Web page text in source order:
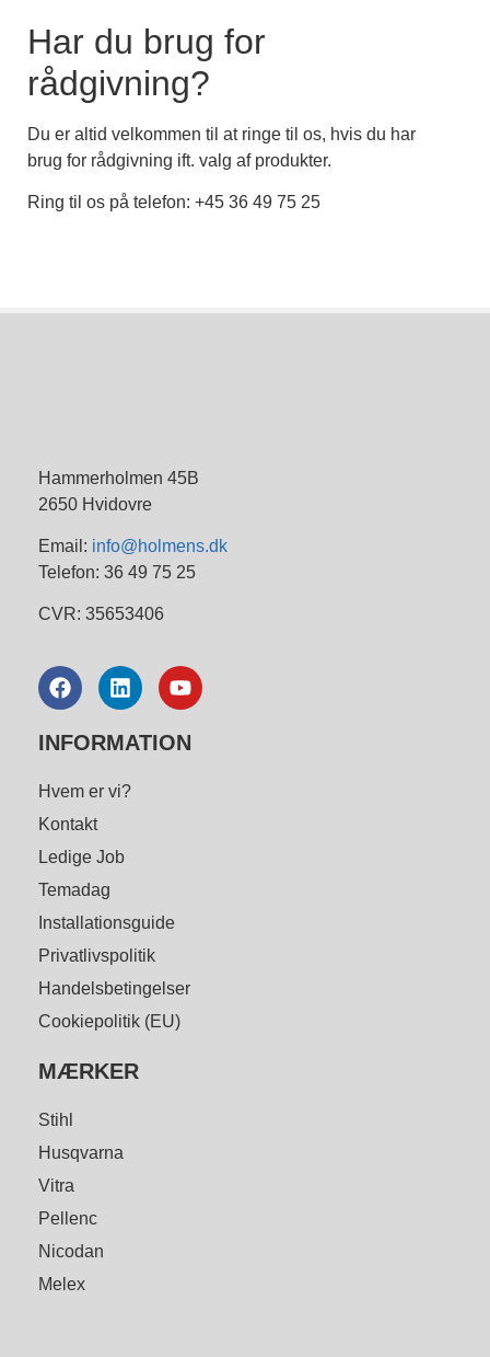
Har du brug for
rådgivning?
Du er altid velkommen til at ringe til os, hvis du har
brug for rådgivning ift. valg af produkter.
Ring til os på telefon: +45 36 49 75 25
Hammerholmen 45B
2650 Hvidovre
Email: info@holmens.dk
Telefon: 36 49 75 25
CVR: 35653406
INFORMATION
Hvem er vi?
Kontakt
Ledige Job
Temadag
Installationsguide
Privatlivspolitik
Handelsbetingelser
Cookiepolitik (EU)
MÆRKER
Stihl
Husqvarna
Vitra
Pellenc
Nicodan
Melex